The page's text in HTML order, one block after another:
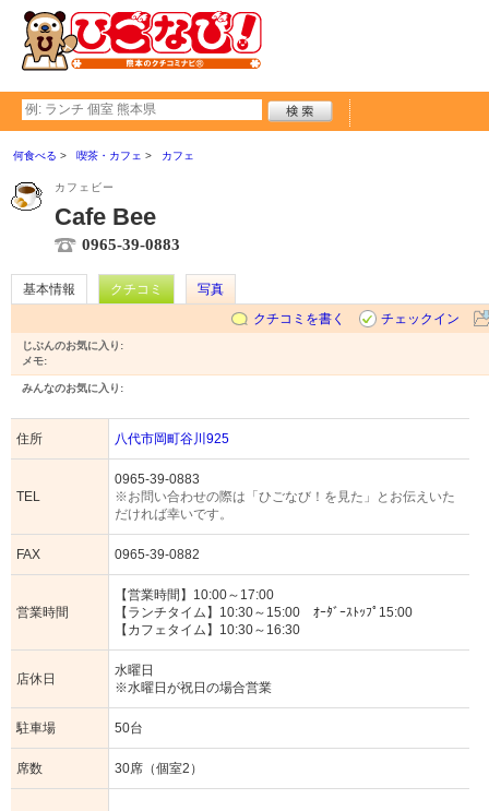
何食べる 喫茶・カフェ カフェ
カフェビー
Cafe Bee
0965-39-0883
基本情報 クチコミ
写真
クチコミを書く
チェックイン
じぶんのお気に入り:
メモ:
みんなのお気に入り:
住所 八代市岡町谷川925
TEL
0965-39-0883
※お問い合わせの際は「ひごなび！を見た」とお伝えいた
だければ幸いです。
FAX 0965-39-0882
営業時間
【営業時間】10:00～17:00
【ランチタイム】10:30～15:00 ｵｰﾀﾞｰｽﾄｯﾌﾟ15:00
【カフェタイム】10:30～16:30
店休日
水曜日
※水曜日が祝日の場合営業
駐車場 50台
席数 30席（個室2）